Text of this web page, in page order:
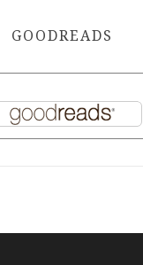
GOODREADS